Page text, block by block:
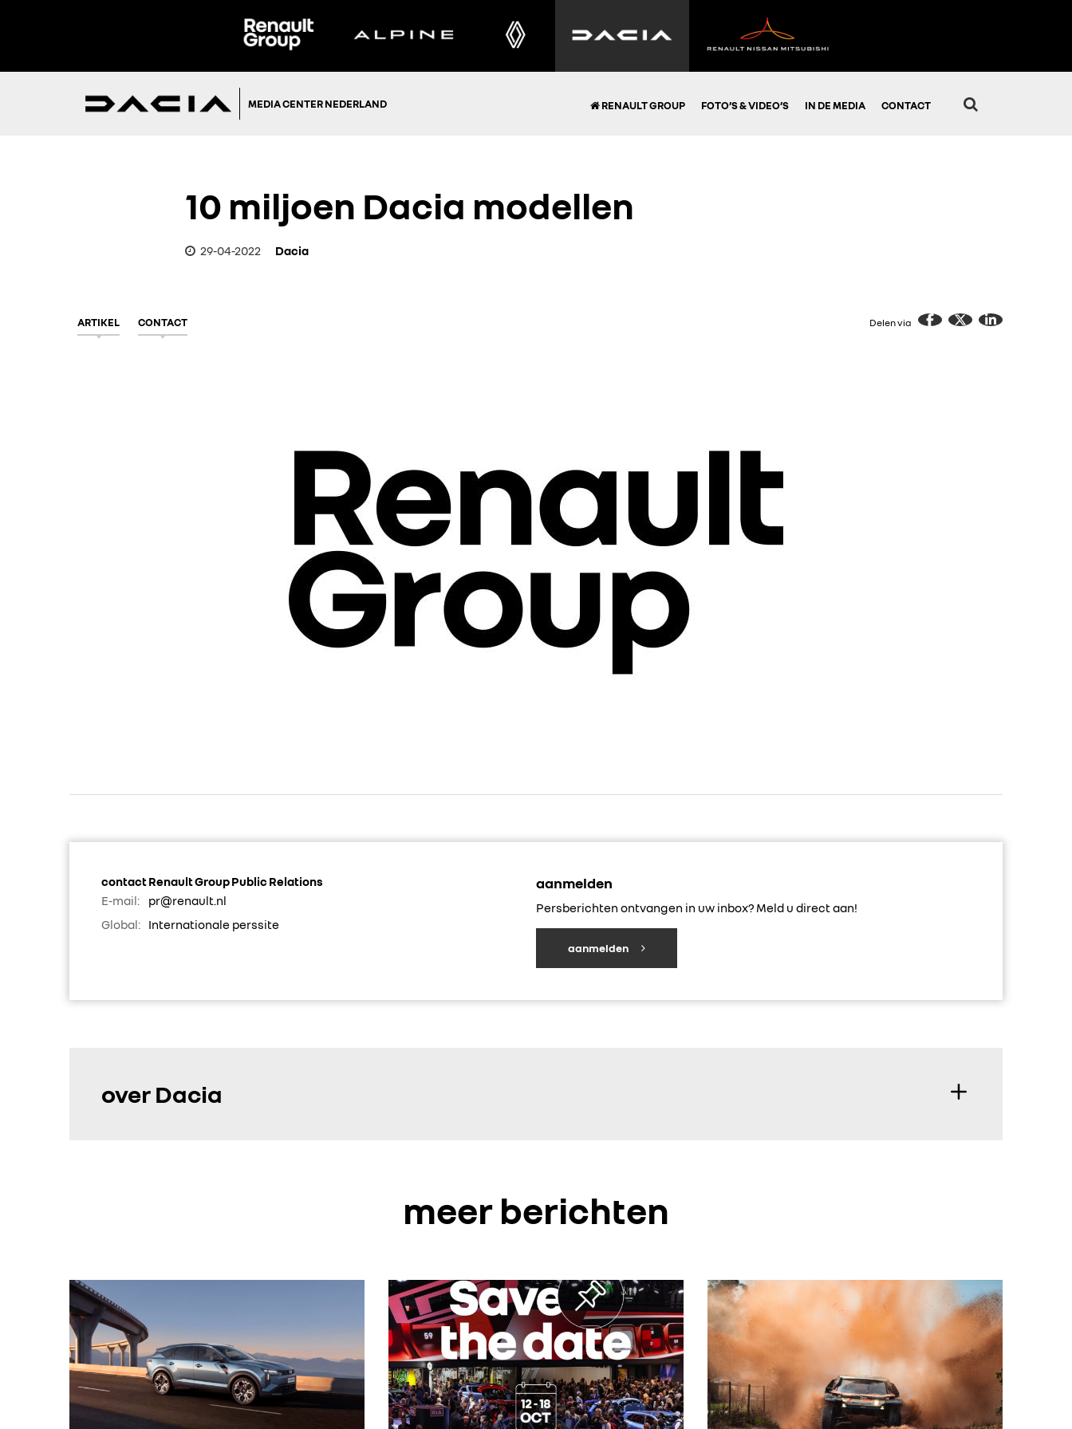
MEDIA CENTER NEDERLAND RENAULT GROUP FOTO’S & VIDEO’S IN DE MEDIA CONTACT
10 miljoen Dacia modellen
29-04-2022 Dacia
ARTIKEL CONTACT Delen via
contact Renault Group Public Relations
E-mail:
pr@renault.nl
Global:
Internationale perssite
aanmelden
Persberichten ontvangen in uw inbox? Meld u direct aan!
aanmelden
over Dacia
meer berichten